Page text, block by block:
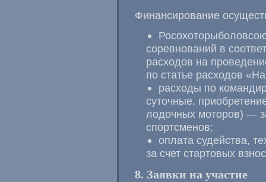
Финансирование
соревнований в
расходов на
по статье расходов
расходы по
суточные,
лодочных моторов) —
спортсменов;
оплата судейства,
за счет стартовых
8. Заявки на участие